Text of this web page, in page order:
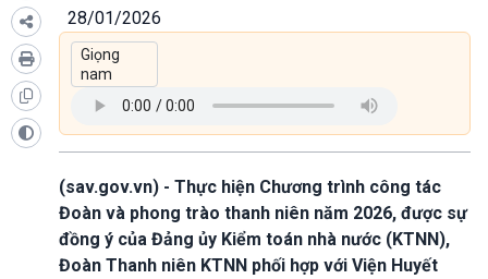
28/01/2026
(sav.gov.vn) - Thực hiện Chương trình công tác
Đoàn và phong trào thanh niên năm 2026, được sự
đồng ý của Đảng ủy Kiểm toán nhà nước (KTNN),
Đoàn Thanh niên KTNN phối hợp với Viện Huyết